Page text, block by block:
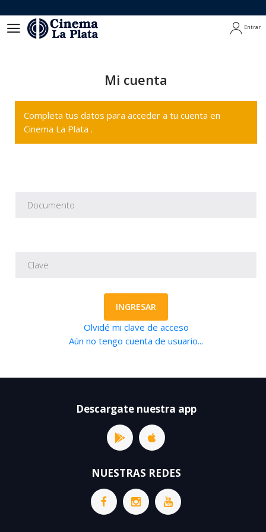
Entrar
Mi cuenta
Completa tus datos para acceder a tu cuenta en
Cinema La Plata .
INGRESAR
Olvidé mi clave de acceso
Aún no tengo cuenta de usuario...
Descargate nuestra app
NUESTRAS REDES